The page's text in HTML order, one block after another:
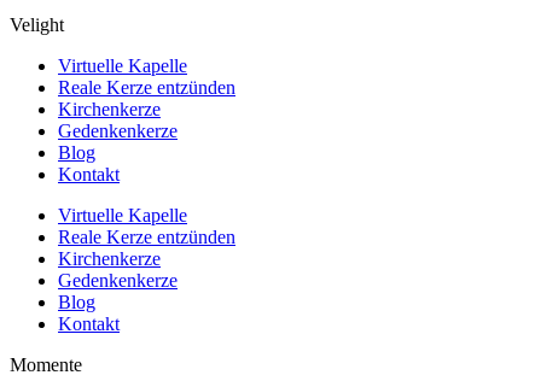
Velight
Virtuelle Kapelle
Reale Kerze entzünden
Kirchenkerze
Gedenkenkerze
Blog
Kontakt
Virtuelle Kapelle
Reale Kerze entzünden
Kirchenkerze
Gedenkenkerze
Blog
Kontakt
Momente